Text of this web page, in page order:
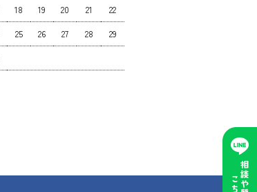
18 19 20 21 22
25 26 27 28 29